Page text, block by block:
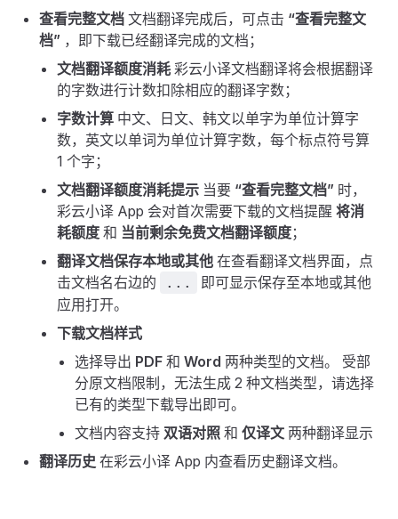
查看完整文档 文档翻译完成后，可点击 “查看完整文
档” ，即下载已经翻译完成的文档；
文档翻译额度消耗 彩云小译文档翻译将会根据翻译
的字数进行计数扣除相应的翻译字数；
字数计算 中文、日文、韩文以单字为单位计算字
数，英文以单词为单位计算字数，每个标点符号算
1 个字；
文档翻译额度消耗提示 当要 “查看完整文档” 时，
彩云小译 App 会对首次需要下载的文档提醒 将消
耗额度 和 当前剩余免费文档翻译额度；
翻译文档保存本地或其他 在查看翻译文档界面，点
击文档名右边的
...
即可显示保存至本地或其他
应用打开。
下载文档样式
选择导出 PDF 和 Word 两种类型的文档。 受部
分原文档限制，无法生成 2 种文档类型，请选择
已有的类型下载导出即可。
文档内容支持 双语对照 和 仅译文 两种翻译显示
翻译历史 在彩云小译 App 内查看历史翻译文档。